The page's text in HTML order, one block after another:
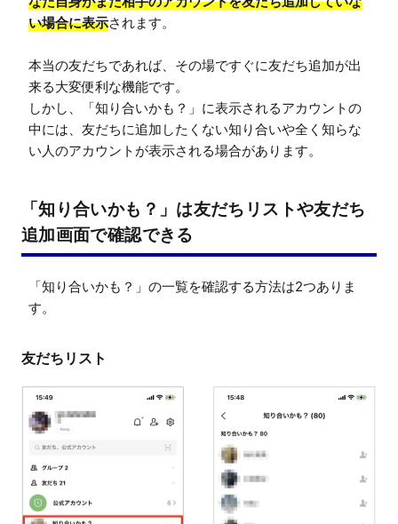
い場合に表示されます。
本当の友だちであれば、その場ですぐに友だち追加が出
来る大変便利な機能です。
しかし、「知り合いかも？」に表示されるアカウントの
中には、友だちに追加したくない知り合いや全く知らな
「知り合いかも？」は友だちリストや友だち
追加画面で確認できる
「知り合いかも？」の一覧を確認する方法は2つありま
す。
友だちリスト